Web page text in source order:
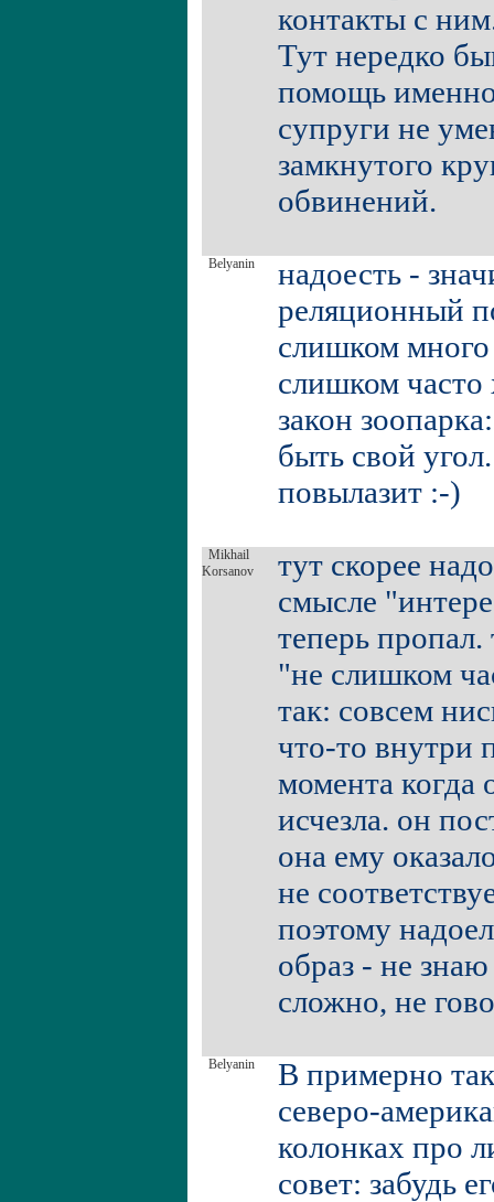
контакты с
Тут нередко
помощь
супруги не
замкнутого
обвинений.
Belyanin
надоесть -
реляционный
слишком
слишком часто
закон
быть свой
повылазит :-)
Mikhail
Korsanov
тут скорее
смысле
теперь пропал.
"не слишком
так: совсем
что-то внутри
момента
исчезла. он
она ему
не
поэтому
образ - не
сложно, не
Belyanin
В примерно
северо-
колонках про
совет: забудь